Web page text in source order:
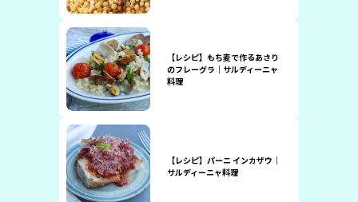
【レシピ】もち麦で作るあさり
のフレーグラ｜サルディーニャ
料理
【レシピ】パーニ インカザウ｜
サルディーニャ料理